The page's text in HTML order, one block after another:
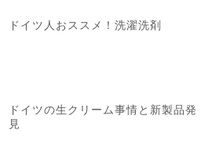
ドイツ人おススメ！洗濯洗剤
ドイツの生クリーム事情と新製品発
見